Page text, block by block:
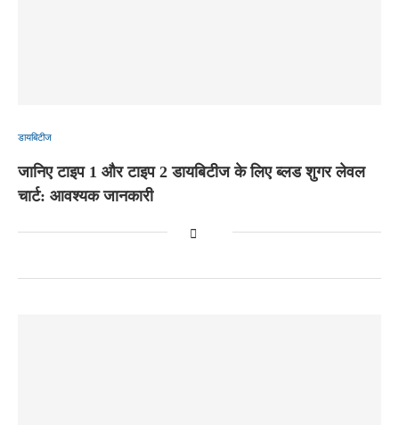
डायबिटीज
जानिए टाइप 1 और टाइप 2 डायबिटीज के लिए ब्लड शुगर लेवल
चार्ट: आवश्यक जानकारी